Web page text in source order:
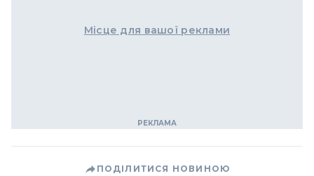
Місце для вашої реклами
ПОДІЛИТИСЯ НОВИНОЮ